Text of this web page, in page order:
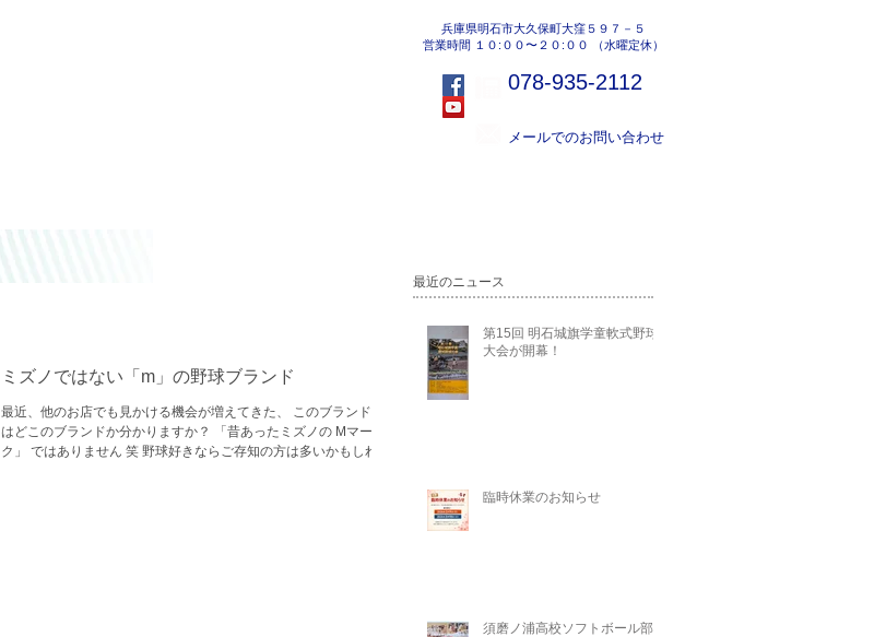
078-935-2112
兵庫県明石市大久保町大窪５９７－５
営業時間 １０:００〜２０:００ （水曜定休）
メールでのお問い合わせ
最近のニュース
ミズノではない「m」の野球ブランド
最近、他のお店でも見かける機会が増えてきた、 このブランドロゴ
はどこのブランドか分かりますか？ 「昔あったミズノの Mマー
ク」 ではありません 笑 野球好きならご存知の方は多いかもしれま
第15回 明石城旗学童軟式野球
大会が開幕！
臨時休業のお知らせ
須磨ノ浦高校ソフトボール部、